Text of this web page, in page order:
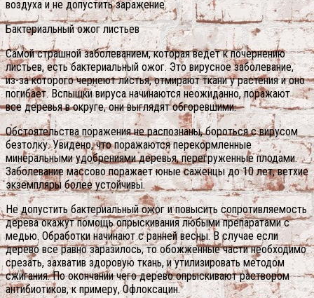
воздуха и не допустить заражение.
Бактериальный ожог листьев
Самой страшной заболеванием, которая ведет к почернению
листьев, есть бактериальный ожог. Это вирусное заболевание,
из-за которого чернеют листья, отмирают ткани у растения и оно
погибает. Вспышки вируса начинаются неожиданно, поражают
все деревья в округе, они выглядят обгоревшими.
Обстоятельства поражения не распознаны, бороться с вирусом
безтолку. Увидено, что поражаются перекормленные
минеральными удобрениями деревья, перегруженные плодами.
Заболевание массово поражает юные саженцы до 10 лет, ветхие
экземпляры более устойчивы.
Не допустить бактериальный ожог и повысить сопротивляемость
дерева окажут помощь опрыскивания любыми препаратами с
медью. Обработки начинают с ранней весны. В случае если
дерево все равно заразилось, то обожженные части необходимо
срезать, захватив здоровую ткань, и утилизировать методом
сжигания. По окончании чего дерево опрыскивают раствором
антибиотиков, к примеру, Офлоксацин.